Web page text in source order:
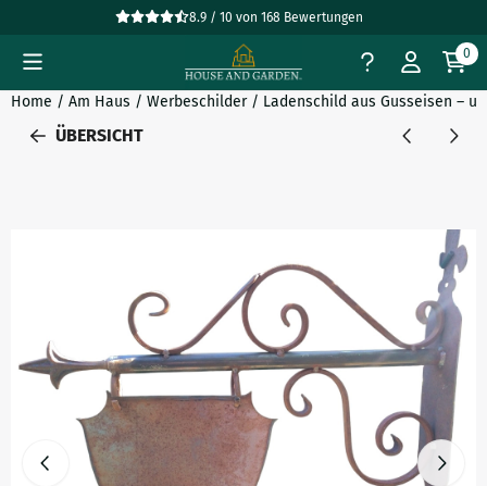
Cookie-Einstellungen verfügbar. Einstellungen wählen oder
8.9 / 10 von 168 Bewertungen
0
Home / Am Haus / Werbeschilder / Ladenschild aus Gusseisen –
ÜBERSICHT